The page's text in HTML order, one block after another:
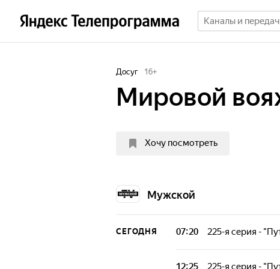
Досуг 16+
Мировой
Хочу посмотреть
Мужской
СЕГОДНЯ 07:20 225-я серия -
О сколько нам
12:25 225-я серия -